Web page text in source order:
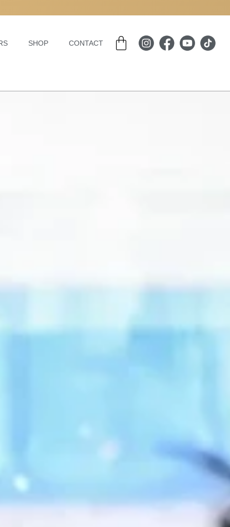
SHOP CONTACT Basket